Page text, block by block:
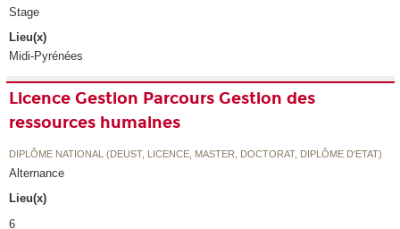
Stage
Lieu(x)
Midi-Pyrénées
Licence Gestion Parcours Gestion des
ressources humaines
DIPLÔME NATIONAL (DEUST, LICENCE, MASTER, DOCTORAT, DIPLÔME D'ETAT)
Alternance
Lieu(x)
6